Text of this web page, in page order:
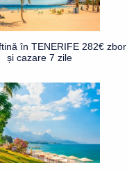
în TENERIFE 282€ zbor
și cazare 7 zile